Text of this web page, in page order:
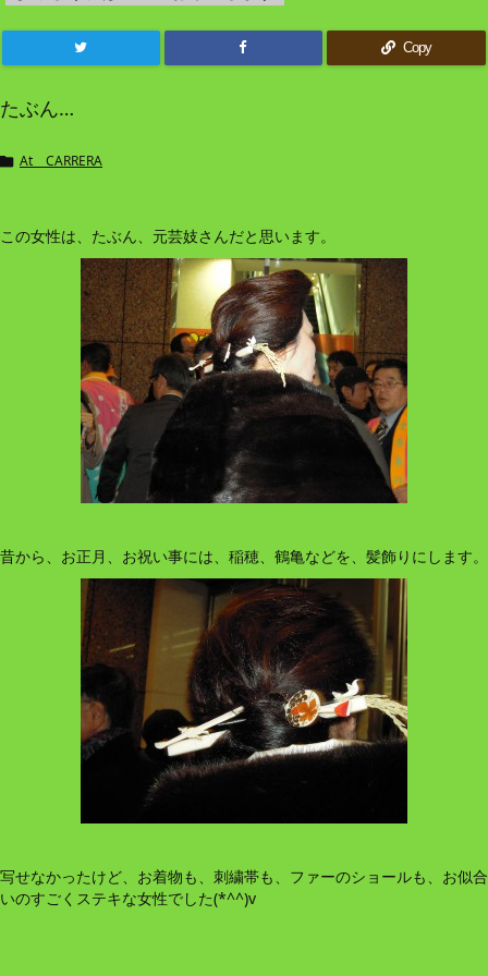
Copy
たぶん…
At CARRERA
この女性は、たぶん、元芸妓さんだと思います。
昔から、お正月、お祝い事には、稲穂、鶴亀などを、髪飾りにします。
写せなかったけど、お着物も、刺繍帯も、ファーのショールも、お似合
いのすごくステキな女性でした(*^^)v